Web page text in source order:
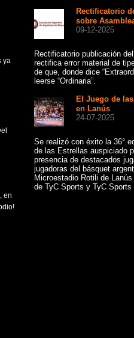
ya
en
Rectificatorio
sobre
09-12-2025
Rectificatorio publicación
rectifica error material de
de que, donde dice
leerse “Ordinaria”.
El Juego de
en Lanús
24-07-2025
Se realizó con éxito la 36°
de las Estrellas auspiciado
presencia de destacados
jugadoras del básquet
Microestadio Rotili de
de TyC Sports y TyC Sports